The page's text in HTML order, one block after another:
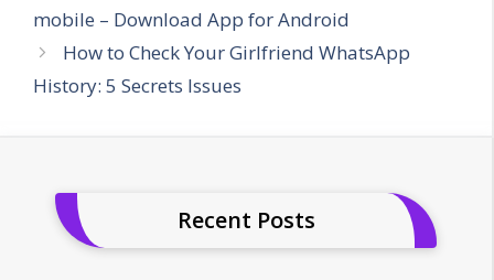
mobile – Download App for Android
How to Check Your Girlfriend WhatsApp
History: 5 Secrets Issues
Recent Posts